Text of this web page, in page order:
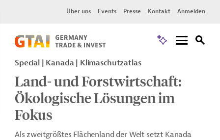
Über uns Events Presse Kontakt Anmelden
Special | Kanada | Klimaschutzatlas
Land- und Forstwirtschaft:
Ökologische Lösungen im
Fokus
Als zweitgrößtes Flächenland der Welt setzt Kanada